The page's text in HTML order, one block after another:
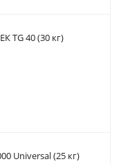
TG 40 (30 кг)
Universal (25 кг)